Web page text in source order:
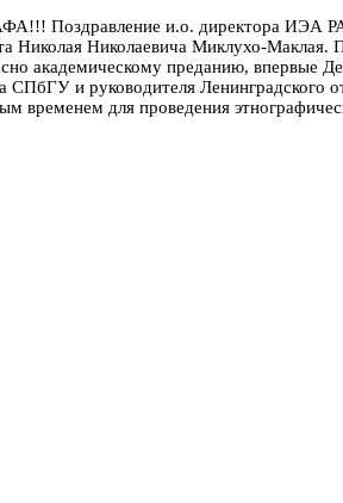
Поздравление и.о. директора
Николая Николаевича Миклухо-
академическому преданию, впервые
СПбГУ и руководителя
временем для проведения